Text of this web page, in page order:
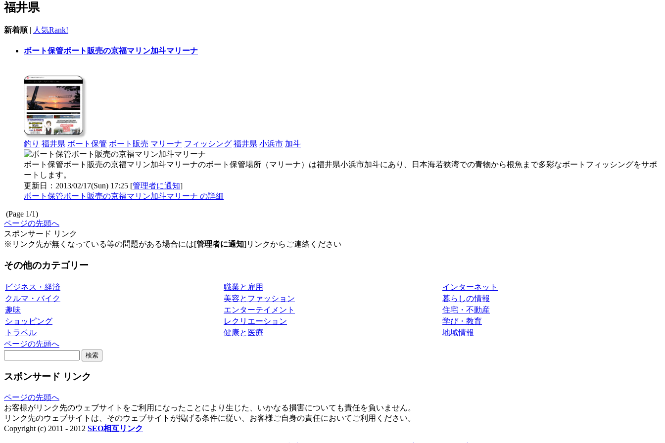
福井県
新着順| 人気Rank!
ボート保管ボート販売の京福マリン加斗マリーナ
釣り 福井県 ボート保管 ボート販売 マリーナ フィッシング 福井県 小浜市 加斗
ボート保管ボート販売の京福マリン加斗マリーナのボート保管場所（マリーナ）は福井県小浜市加斗にあり、日本海若狭湾での青物から根魚まで多彩なボートフィッシングをサポ
ートします。
更新日：2013/02/17(Sun) 17:25 [管理者に通知]
ボート保管ボート販売の京福マリン加斗マリーナ の詳細
(Page 1/1)
ページの先頭へ
スポンサード リンク
※リンク先が無くなっている等の問題がある場合には[管理者に通知]リンクからご連絡ください
その他のカテゴリー
ビジネス・経済 職業と雇用
インターネット
クルマ・バイク
美容とファッション
暮らしの情報
趣味
エンターテイメント
住宅・不動産
ショッピング
レクリエーション
学び・教育
トラベル
健康と医療
地域情報
ページの先頭へ
スポンサード リンク
ページの先頭へ
お客様がリンク先のウェブサイトをご利用になったことにより生じた、いかなる損害についても責任を負いません。
リンク先のウェブサイトは、そのウェブサイトが掲げる条件に従い、お客様ご自身の責任においてご利用ください。
Copyright (c) 2011 - 2012 SEO相互リンク